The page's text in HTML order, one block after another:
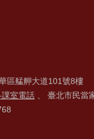
區艋舺大道101號8樓
課室電話 、 臺北市民當